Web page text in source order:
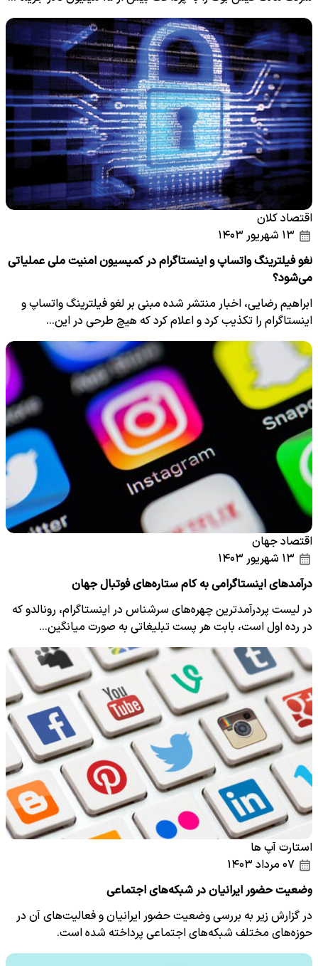
اقتصاد کلان
لغو فیلترینگ واتساپ و اینستاگرام در کمیسیون امنیت ملی عملیاتی
می‌شود؟
ابراهیم رضایی، اخبار منتشر شده مبنی بر لغو فیلترینگ واتساپ و
اینستاگرام را تکذیب کرد و اعلام کرد که هیچ طرحی در این…
اقتصاد جهان
درآمدهای اینستاگرامی به کام ستاره‌های فوتبال جهان
در لیست پردرآمدترین چهره‌های سرشناس در اینستاگرام، رونالدو که
در رده اول است، بابت هر پست تبلیغاتی به صورت میانگین…
استارت آپ ها
وضعیت حضور ایرانیان در شبکه‌های اجتماعی
در گزارش زیر به بررسی وضعیت حضور ایرانیان و فعالیت‌های آن در
حوزه‌های مختلف شبکه‌های اجتماعی پرداخته شده است.